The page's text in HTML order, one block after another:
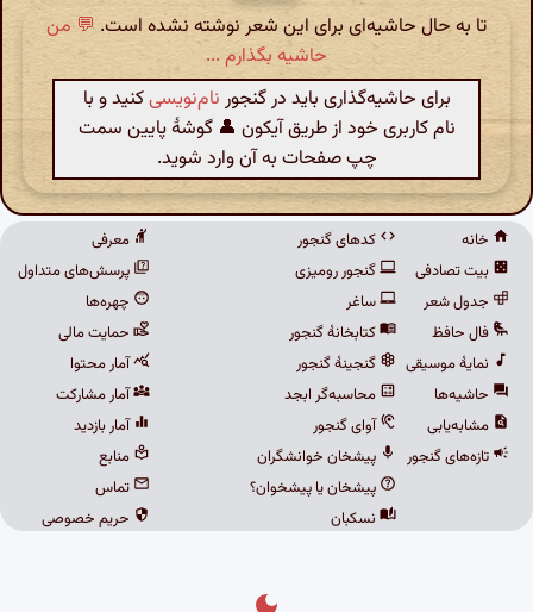
تا به حال حاشیه‌ای برای این شعر نوشته نشده است. 💬 من
حاشیه بگذارم ...
برای حاشیه‌گذاری باید در گنجور نام‌نویسیکنید و با
نام کاربری خود از طریق آیکون 👤 گوشهٔ پایین سمت
چپ صفحات به آن وارد شوید.
خانه
بیت تصادفی
جدول شعر
فال حافظ
نمایهٔ موسیقی
حاشیه‌ها
مشابه‌یابی
تازه‌های گنجور
کدهای گنجور
گنجور رومیزی
ساغر
کتابخانهٔ گنجور
گنجینهٔ گنجور
محاسبه‌گر ابجد
آوای گنجور
پیشخان خوانشگران
پیشخان یا پیشخوان؟
نسکبان
معرفی
پرسش‌های متداول
چهره‌ها
حمایت مالی
آمار محتوا
آمار مشارکت
آمار بازدید
منابع
تماس
حریم خصوصی